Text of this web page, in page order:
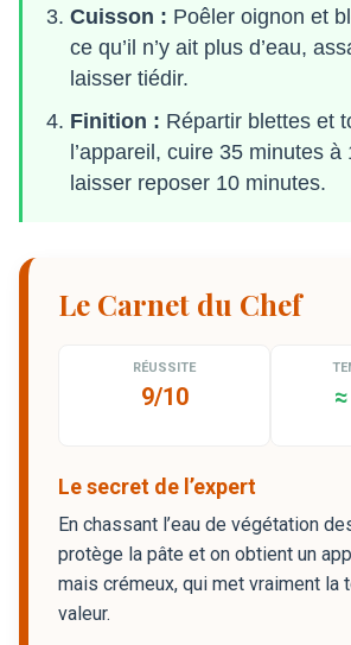
Cuisson : Poêler oignon et
ce qu’il n’y ait plus d’eau,
laisser tiédir.
Finition : Répartir blettes et
l’appareil, cuire 35 minutes à
laisser reposer 10 minutes.
Le Carnet du Chef
RÉUSSITE
9/10
Le secret de l’expert
En chassant l’eau de végétation
protège la pâte et on obtient un
mais crémeux, qui met vraiment la
valeur.